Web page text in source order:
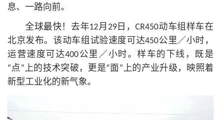
息、一路向前。
全球最快！去年12月29日，CR450动车组样车在
北京发布。该动车组试验速度可达450公里／小时，
运营速度可达400公里／小时。样车的下线，既是
“点”上的技术突破，更是“面”上的产业升级，映照着
新型工业化的新气象。